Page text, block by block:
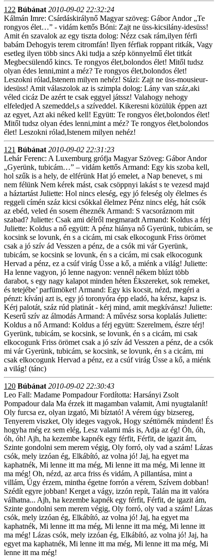
122 Búbánat 2010-09-02 22:32:24
Kálmán Imre: Csárdáskirálynő Magyar szöveg: Gábor Andor „Te
rongyos élet…” - vidám kettős Bóni: Zajt ne üss-kicsilány-idesüss!
Amit én szavalok az egy tiszta dolog: Nézz csak rám,ilyen férfi
babám Dehogyis terem citromfán! Ilyen férfiak roppant ritkák, Vagy
esetleg ilyen több sincs Aki tudja a szép könnyelmű élet titkát
Megbecsülendő kincs. Te rongyos élet,bolondos élet! Mitől tudsz
olyan édes lenni,mint a méz? Te rongyos élet,bolondos élet!
Leszokni rólad,Istenem milyen nehéz! Stázi: Zajt ne üss-mousieur-
idesüss! Amit válaszolok az is szimpla dolog: Lány van száz,aki
véled cicáz De azért te csak eggyel játssz! Valahogy nehogy
elfeledjed A szemeddel,s a szíveddel. Kikeresni közülük éppen azt
az egyet, Azt aki néked kell! Együtt: Te rongyos élet,bolondos élet!
Mitől tudsz olyan édes lenni,mint a méz? Te rongyos élet,bolondos
élet! Leszokni rólad,Istenem milyen nehéz!
121 Búbánat 2010-09-02 22:31:23
Lehár Ferenc: A Luxemburg grófja Magyar Szöveg: Gábor Andor
„Gyerünk, tubicám…” – vidám kettős Armand: Egy kis szoba kell,
hol szűk is a hely, de elférünk Hat jó emelet, a Nap benevet, s mi
nem félünk Nem kérek mást, csak csöppnyi lakást s te vezesd majd
a háztartást Juliette: Hol nincs eleség, egy jó feleség oly élelmes és
reggeli címén száz kicsi csókkal élelmez Pénz nincs elég, hát csók
az ebéd, veled én sosem éheznék Armand: S vacsoráznom mit
szabad? Juliette: Csak ami délről megmaradt Armand: Koldus a férj
Juliette: Koldus a nő együtt: A pénz hiánya nő Gyerünk, tubicám, se
kocsink se lovunk, én s a cicám, mi csak elkocogunk Friss örömet
csak a jó szív ád Vesszen a pénz, de a csók mi vár Gyerünk,
tubicám, se kocsink se lovunk, én s a cicám, mi csak elkocogunk
Hervad a pénz, ez a csúf virág Üsse a kő, a miénk a világ! Juliette:
Ha lenne vagyon, jó lenne nagyon: vennél nékem blúzt több
darabot, s egy nagy kalapot minden héten Ékszereket, sok remeket,
és tetejébe’ parfümöket! Armand: Egy kis kocsit, nézd, megéri a
pénzt: kívánj azt is, egy jó toronyóra épp eladó, ha kérsz, kapsz is.
Kérj palotát, száz rúd platinát - kérj mind, amit megkívánsz! Juliette:
Keserű szív az álmodás Armand: A művész sorsa koplalás Juliette:
Koldus a nő Armand: Koldus a férj együtt: Szerelmem, észre térj!
Gyerünk, tubicám, se kocsink, se lovunk, én s a cicám, mi csak
elkocogunk Friss örömet csak a jó szív ád Vesszen a pénz, de a csók
mi vár Gyerünk, tubicám, se kocsink, se lovunk, én s a cicám, mi
csak elkocogunk Hervad a pénz, ez a csúf virág Üsse a kő, a miénk
a világ! (tánc)
120 Búbánat 2010-09-02 22:30:43
Leo Fall: Madame Pompadour Fordította: Harsányi Zsolt
Pompadour dala Ma érzek itt magamban valamit, Ami nyugtalanít!
Oly furcsa ez, olyan izgató, Mi bíztató! A vérem úgy bizsereg,
Tenyerem viszket, Oly ideges vagyok, Hogy széttörnék mindent! És
hogyha még ez sem elég, Lesz valami más is, Adja az ég! Óh, óh,
óh, óh! Ajh, ha kezembe kapnék egy férfit, Férfit, de igazit ám,
Szinte gondolni sem merem végig, Oly forró, oly vad a szám! Lázas
csók, mely izzóan ég, Elkábító, az volna jó! Jaj, ha egyet ma
kaphatnék, Mi lenne itt ma még, Mi lenne itt ma még, Mi lenne itt
ma még! Oh, nézd, az arca friss és vidám, A pillantása, mint a
villám, Úgy érzem, mintha égetne forrón a vérem, Szívem dobban!
Szédít egyre jobban! Kerget a vágy, izzón repít, Talán ma itt valóra
válhatna... Ajh, ha kezembe kapnék egy férfit, Férfit, de igazit ám,
Szinte gondolni sem merem végig, Oly forró, oly vad a szám! Lázas
csók, mely izzóan ég, Elkábító, az volna jó! Jaj, ha egyet ma
kaphatnék, Mi lenne itt ma még, Mi lenne itt ma még, Mi lenne itt
ma még! Lázas csók, mely izzóan ég, Elkábító, az volna jó! Jaj, ha
egyet ma kaphatnék, Mi lenne itt ma még, Mi lenne itt ma még, Mi
lenne itt ma még!